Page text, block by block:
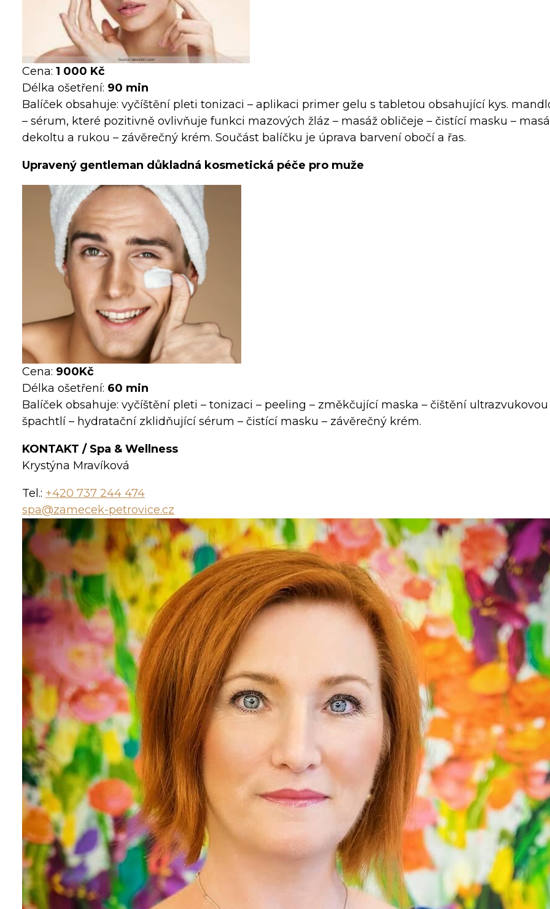
Cena: 1 000 Kč
Délka ošetření: 90 min
Balíček obsahuje: vyčíštění pleti tonizaci – aplikaci primer gelu s tabletou obsahující kys.
– sérum, které pozitivně ovlivňuje funkci mazových žláz – masáž obličeje – čistící masku –
dekoltu a rukou – závěrečný krém. Součást balíčku je úprava barvení obočí a řas.
Upravený gentleman důkladná kosmetická péče pro muže
Cena: 900Kč
Délka ošetření: 60 min
Balíček obsahuje: vyčíštění pleti – tonizaci – peeling – změkčující maska – čištění ultrazvukovou
špachtlí – hydratační zklidňující sérum – čistící masku – závěrečný krém.
KONTAKT / Spa & Wellness
Krystýna Mravíková
Tel.: +420 737 244 474
spa@zamecek-petrovice.cz